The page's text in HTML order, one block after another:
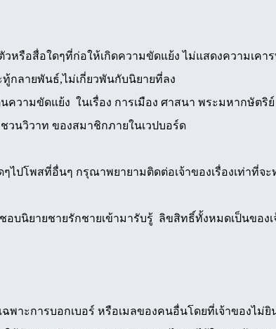
หรือสื่อใดๆที่ก่อให้เกิดความขัดแย้ง ไม่แสดงความเคา
ทู้กลายพันธ์,ไม่เกี่ยวพันกับนิยายที่ลง
วามขัดแย้ง ในเรื่อง การเมือง ศาสนา พระมหากษัตริย์
วนวิวาท ของสมาชิกภายในเวปบอร์ด
ปโพสที่อื่นๆ กรุณาพยายามติดต่อเจ้าของเรื่องเท่าที่จะ
อบนิยายชายรักชายเข้ามารับรู้ ลิขสิทธิ์ทั้งหมดเป็นของ
ฉพาะการบอกเบอร์ หรือเมลของคนอื่นโดยที่เจ้าของไม่